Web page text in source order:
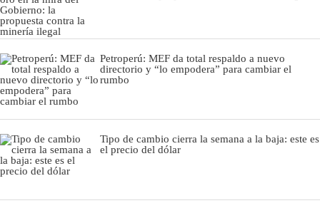
Petroperú: MEF da total respaldo a nuevo
directorio y “lo empodera” para cambiar el
rumbo
Tipo de cambio cierra la semana a la baja: este es
el precio del dólar